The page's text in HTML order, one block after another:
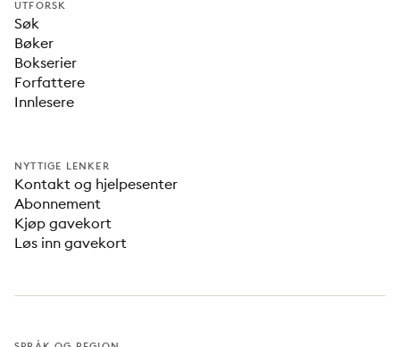
UTFORSK
Søk
Bøker
Bokserier
Forfattere
Innlesere
NYTTIGE LENKER
Kontakt og hjelpesenter
Abonnement
Kjøp gavekort
Løs inn gavekort